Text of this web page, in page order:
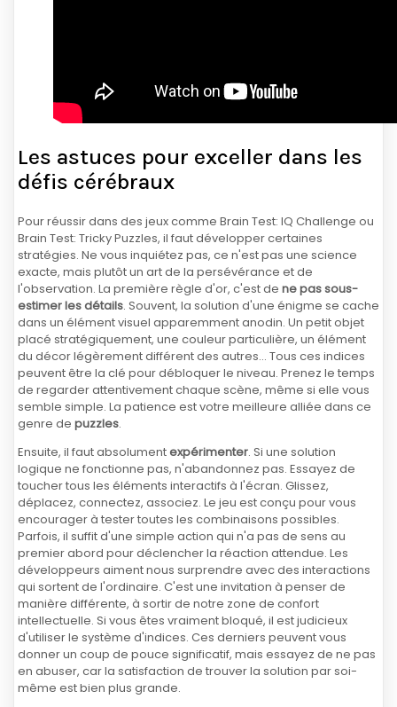
Les astuces pour exceller dans les
défis cérébraux
Pour réussir dans des jeux comme Brain Test: IQ Challenge ou
Brain Test: Tricky Puzzles, il faut développer certaines
stratégies. Ne vous inquiétez pas, ce n'est pas une science
exacte, mais plutôt un art de la persévérance et de
l'observation. La première règle d'or, c'est de ne pas sous-
estimer les détails. Souvent, la solution d'une énigme se cache
dans un élément visuel apparemment anodin. Un petit objet
placé stratégiquement, une couleur particulière, un élément
du décor légèrement différent des autres... Tous ces indices
peuvent être la clé pour débloquer le niveau. Prenez le temps
de regarder attentivement chaque scène, même si elle vous
semble simple. La patience est votre meilleure alliée dans ce
genre de puzzles.
Ensuite, il faut absolumentexpérimenter. Si une solution
logique ne fonctionne pas, n'abandonnez pas. Essayez de
toucher tous les éléments interactifs à l'écran. Glissez,
déplacez, connectez, associez. Le jeu est conçu pour vous
encourager à tester toutes les combinaisons possibles.
Parfois, il suffit d'une simple action qui n'a pas de sens au
premier abord pour déclencher la réaction attendue. Les
développeurs aiment nous surprendre avec des interactions
qui sortent de l'ordinaire. C'est une invitation à penser de
manière différente, à sortir de notre zone de confort
intellectuelle. Si vous êtes vraiment bloqué, il est judicieux
d'utiliser le système d'indices. Ces derniers peuvent vous
donner un coup de pouce significatif, mais essayez de ne pas
en abuser, car la satisfaction de trouver la solution par soi-
même est bien plus grande.